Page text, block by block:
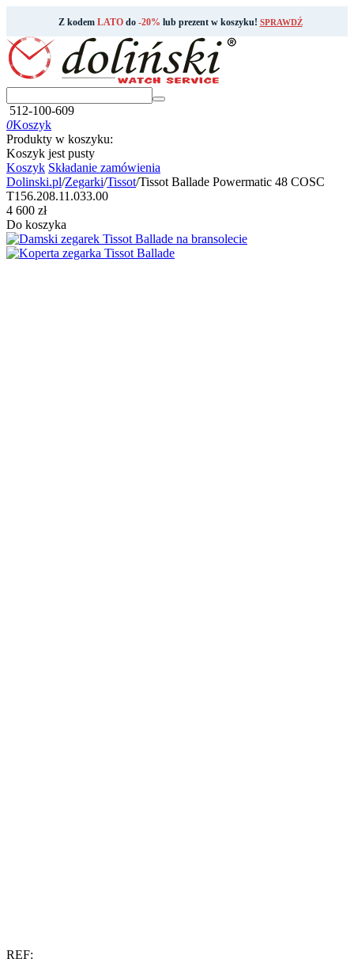
Z kodem LATOdo -20% lub prezent w koszyku! SPRAWDŹ
512-100-609
0Koszyk
Produkty w koszyku:
Koszyk jest pusty
Koszyk Składanie zamówienia
Dolinski.pl/Zegarki/Tissot/Tissot Ballade Powermatic 48 COSC
T156.208.11.033.00
‍4 600‍ zł
Do koszyka
REF: